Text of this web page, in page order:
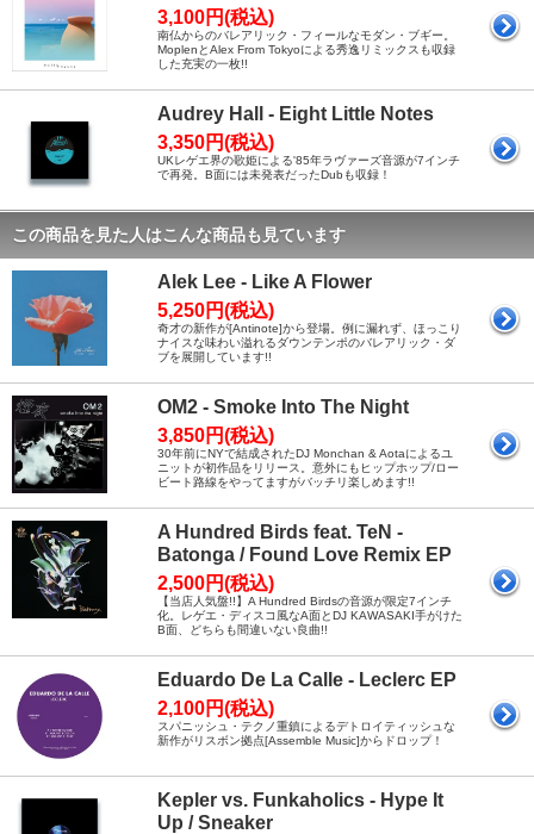
3,100円(税込)
南仏からのバレアリック・フィールなモダン・ブギー。
MoplenとAlex From Tokyoによる秀逸リミックスも収録
した充実の一枚!!
Audrey Hall - Eight Little Notes
3,350円(税込)
UKレゲエ界の歌姫による'85年ラヴァーズ音源が7インチ
で再発。B面には未発表だったDubも収録！
この商品を見た人はこんな商品も見ています
Alek Lee - Like A Flower
5,250円(税込)
奇才の新作が[Antinote]から登場。例に漏れず、ほっこり
ナイスな味わい溢れるダウンテンポのバレアリック・ダ
ブを展開しています!!
OM2 - Smoke Into The Night
3,850円(税込)
30年前にNYで結成されたDJ Monchan & Aotaによるユ
ニットが初作品をリリース。意外にもヒップホップ/ロー
ビート路線をやってますがバッチリ楽しめます!!
A Hundred Birds feat. TeN -
Batonga / Found Love Remix EP
2,500円(税込)
【当店人気盤!!】A Hundred Birdsの音源が限定7インチ
化。レゲエ・ディスコ風なA面とDJ KAWASAKI手がけた
B面、どちらも間違いない良曲!!
Eduardo De La Calle - Leclerc EP
2,100円(税込)
スパニッシュ・テクノ重鎮によるデトロイティッシュな
新作がリスボン拠点[Assemble Music]からドロップ！
Kepler vs. Funkaholics - Hype It
Up / Sneaker